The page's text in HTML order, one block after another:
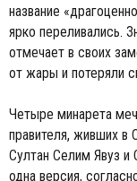
название
ярко переливались.
отмечает в своих
от жары и потеряли
Четыре минарета
правителя, живших в
Султан Селим Явуз и
одна версия,